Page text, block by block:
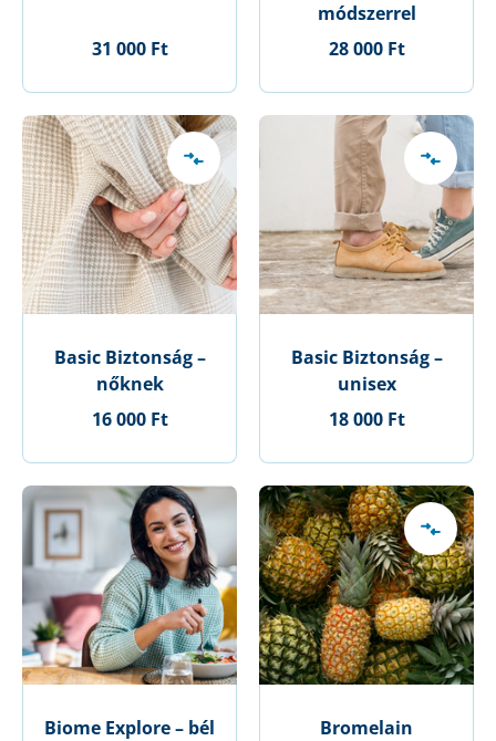
31 000 Ft
módszerrel
28 000 Ft
Basic Biztonság –
nőknek
16 000 Ft
Basic Biztonság –
unisex
18 000 Ft
Biome Explore – bél
Bromelain